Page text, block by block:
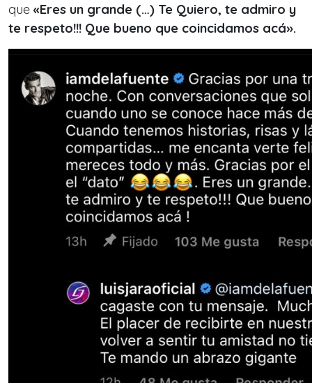
que «Eres un grande (…) Te Quiero, te admiro y
te respeto!!! Que bueno que coincidamos acá».